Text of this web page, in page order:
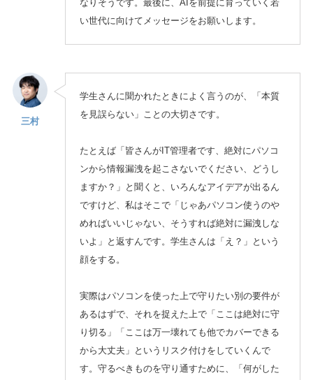
なりそうです。最後に、AIを前提に育っていく若
い世代に向けてメッセージをお願いします。
三村
学生さんに聞かれたときによく言うのが、「本質
を見誤らない」ことの大切さです。
たとえば「皆さんがIT管理者です、絶対にパソコ
ンから情報漏洩を起こさないでください、どうし
ますか？」と聞くと、いろんなアイデアが出るん
ですけど、私はそこで「じゃあパソコン使うのや
めればいいじゃない、そうすれば絶対に漏洩しな
いよ」と返すんです。学生さんは「え？」という
顔をする。
実際はパソコンを使った上で守りたい別の要件が
あるはずで、それを捉えた上で「ここは絶対に守
り切る」「ここは万一壊れても他でカバーできる
から大丈夫」というリスク付けをしていくんで
す。守るべきものを守り通すために、「何がした